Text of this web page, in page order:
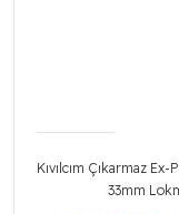
Kıvılcım Çıkarmaz
33mm